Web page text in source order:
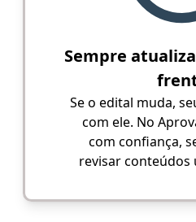
Sempre
Se o edital muda,
com ele. No
com confiança,
revisar conteúdos